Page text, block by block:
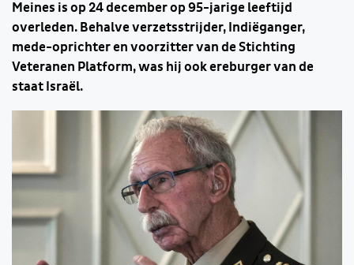
Meines is op 24 december op 95-jarige leeftijd
overleden. Behalve verzetsstrijder, Indiëganger,
mede-oprichter en voorzitter van de Stichting
Veteranen Platform, was hij ook ereburger van de
staat Israël.